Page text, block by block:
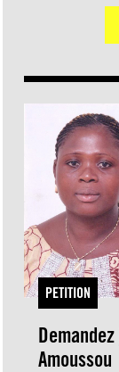
PETITION
Amoussou